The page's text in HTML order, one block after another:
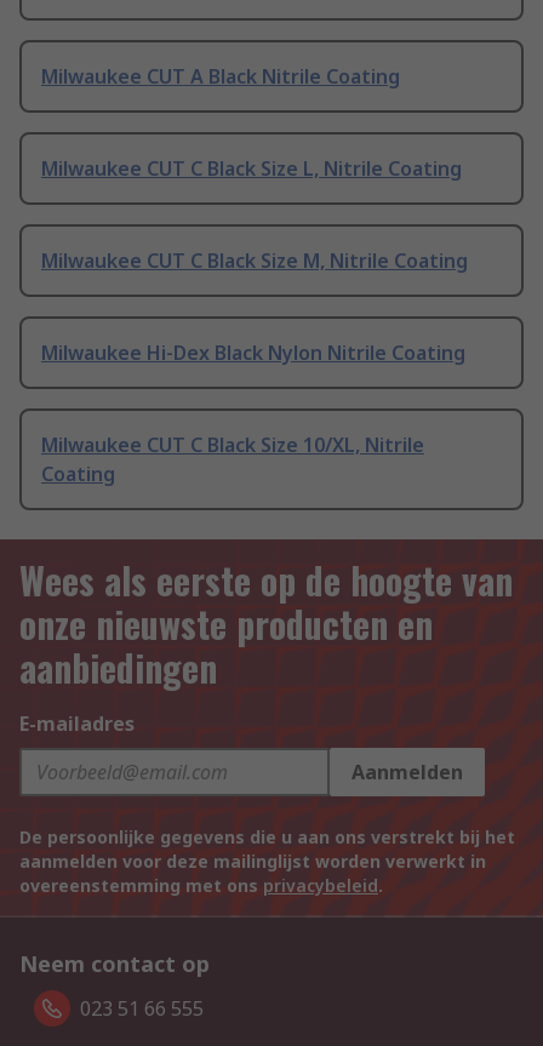
Milwaukee CUT A Black Nitrile Coating
Milwaukee CUT C Black Size L, Nitrile Coating
Milwaukee CUT C Black Size M, Nitrile Coating
Milwaukee Hi-Dex Black Nylon Nitrile Coating
Milwaukee CUT C Black Size 10/XL, Nitrile
Coating
Wees als eerste op de hoogte van
onze nieuwste producten en
aanbiedingen
E-mailadres
Aanmelden
De persoonlijke gegevens die u aan ons verstrekt bij het
aanmelden voor deze mailinglijst worden verwerkt in
overeenstemming met ons privacybeleid.
Neem contact op
023 51 66 555